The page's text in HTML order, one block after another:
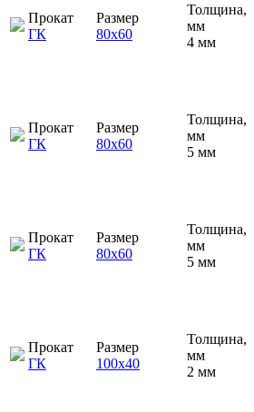
Прокат
ГК
Размер
80х60
Толщина,
мм
4 мм
Прокат
ГК
Размер
80х60
Толщина,
мм
5 мм
Прокат
ГК
Размер
80х60
Толщина,
мм
5 мм
Прокат
ГК
Размер
100х40
Толщина,
мм
2 мм